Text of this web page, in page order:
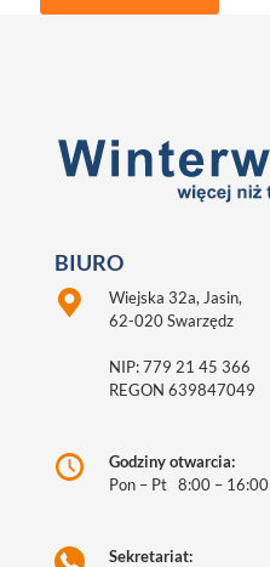
BIURO
Wiejska 32a, Jasin,
62-020 Swarzędz
NIP: 779 21 45 366
REGON 639847049
Godziny otwarcia:
Pon – Pt 8:00 – 16:00
Sekretariat: